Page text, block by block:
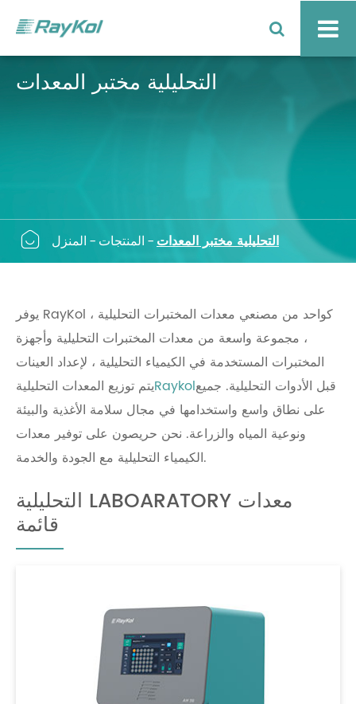
التحليلية مختبر المعدات
 المنزل المنتجات التحليلية مختبر المعدات
يوفر RayKol ، كواحد من مصنعي معدات المختبرات التحليلية
، مجموعة واسعة من معدات المختبرات التحليلية وأجهزة
المختبرات المستخدمة في الكيمياء التحليلية ، لإعداد العينات
قبل الأدوات التحليلية. جميعRaykolيتم توزيع المعدات التحليلية
على نطاق واسع واستخدامها في مجال سلامة الأغذية والبيئة
ونوعية المياه والزراعة. نحن حريصون على توفير معدات
الكيمياء التحليلية مع الجودة والخدمة.
التحليلية LABOARATORY معدات
قائمة